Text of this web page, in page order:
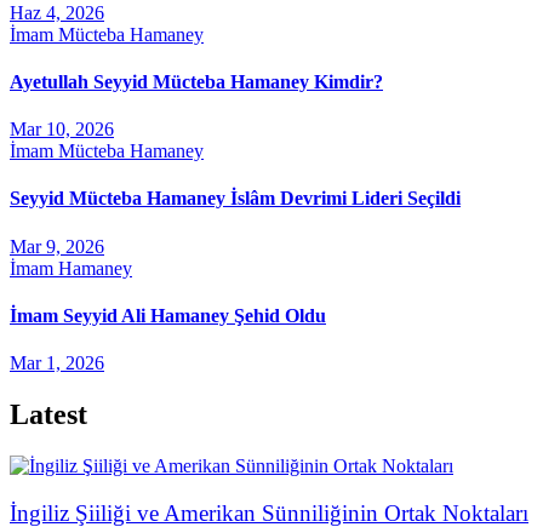
Haz 4, 2026
İmam Mücteba Hamaney
Ayetullah Seyyid Mücteba Hamaney Kimdir?
Mar 10, 2026
İmam Mücteba Hamaney
Seyyid Mücteba Hamaney İslâm Devrimi Lideri Seçildi
Mar 9, 2026
İmam Hamaney
İmam Seyyid Ali Hamaney Şehid Oldu
Mar 1, 2026
Latest
İngiliz Şiiliği ve Amerikan Sünniliğinin Ortak Noktaları